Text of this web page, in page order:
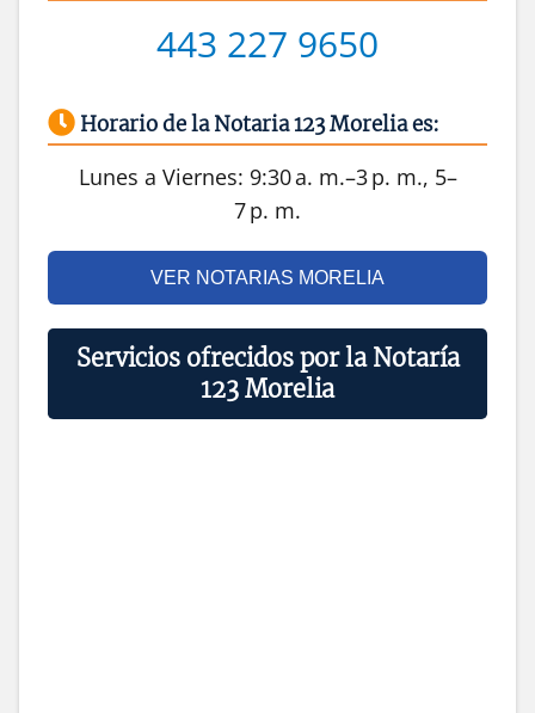
443 227 9650
Horario de la Notaria 123 Morelia es:
Lunes a Viernes: 9:30 a. m.–3 p. m., 5–
7 p. m.
VER NOTARIAS MORELIA
Servicios ofrecidos por la Notaría
123 Morelia